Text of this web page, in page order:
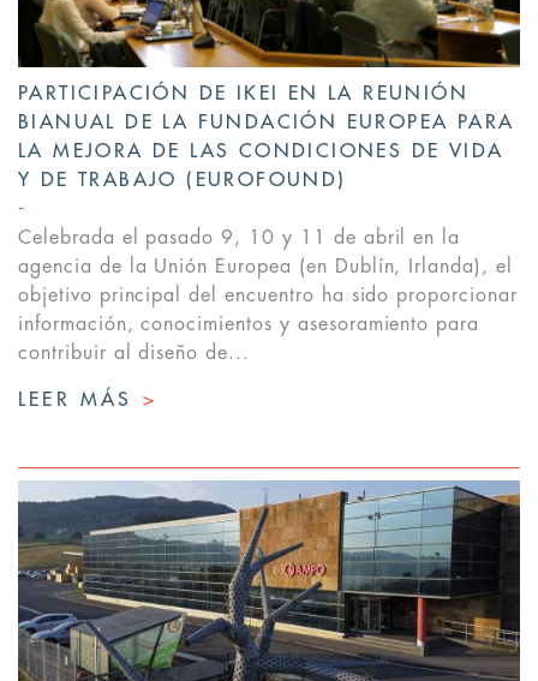
PARTICIPACIÓN DE IKEI EN LA REUNIÓN
BIANUAL DE LA FUNDACIÓN EUROPEA PARA
LA MEJORA DE LAS CONDICIONES DE VIDA
Y DE TRABAJO (EUROFOUND)
Celebrada el pasado 9, 10 y 11 de abril en la
agencia de la Unión Europea (en Dublín, Irlanda), el
objetivo principal del encuentro ha sido proporcionar
información, conocimientos y asesoramiento para
contribuir al diseño de...
LEER MÁS >